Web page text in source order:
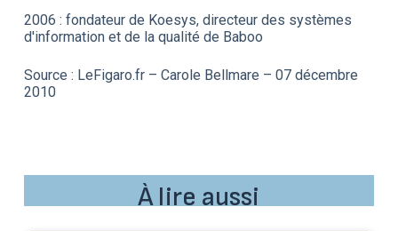
2006 : fondateur de Koesys, directeur des systèmes
d'information et de la qualité de Baboo
Source : LeFigaro.fr – Carole Bellmare – 07 décembre
2010
À lire aussi